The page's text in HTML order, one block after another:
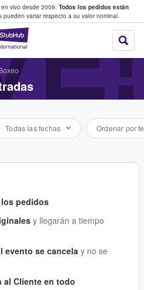
vivo desde 2009. Todos los pedidos están
pueden variar respecto a su valor nominal.
StubHub:
entre fans
Todas las fechas Ordenar por
pedidos
y llegarán a tiempo
evento se cancela y no se
al Cliente en todo